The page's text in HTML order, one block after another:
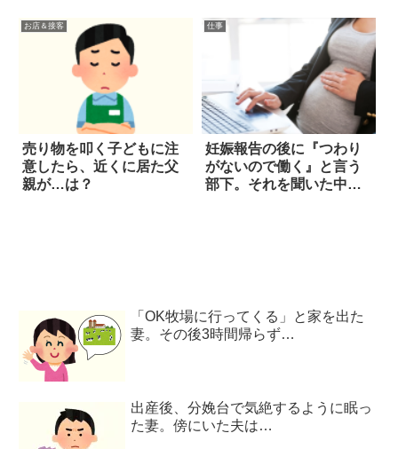
お店＆接客
売り物を叩く子どもに注
意したら、近くに居た父
親が…は？
仕事
妊娠報告の後に『つわり
がないので働く』と言う
部下。それを聞いた中年
「OK牧場に行ってくる」と家を出た
妻。その後3時間帰らず…
出産後、分娩台で気絶するように眠っ
た妻。傍にいた夫は…